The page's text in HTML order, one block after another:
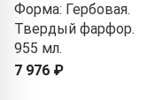
Форма: Гербовая.
Твердый фарфор.
955 мл.
7 976 ₽